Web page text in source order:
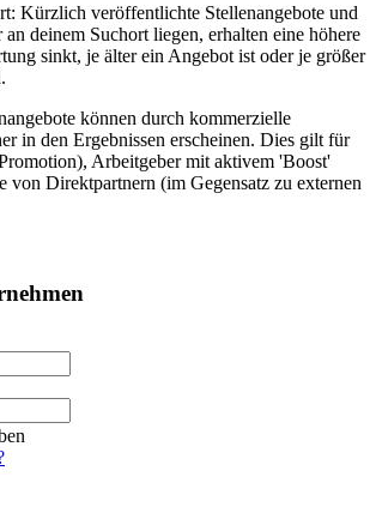
Kürzlich veröffentlichte Stellenangebote und
deinem Suchort liegen, erhalten eine höhere
sinkt, je älter ein Angebot ist oder je größer
können durch kommerzielle
in den Ergebnissen erscheinen. Dies gilt für
Arbeitgeber mit aktivem 'Boost'
von Direktpartnern (im Gegensatz zu externen